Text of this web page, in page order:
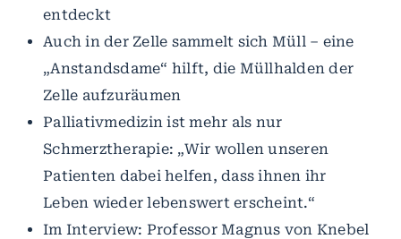
entdeckt
Auch in der Zelle sammelt sich Müll – eine
„Anstandsdame“ hilft, die Müllhalden der
Zelle aufzuräumen
Palliativmedizin ist mehr als nur
Schmerztherapie: „Wir wollen unseren
Patienten dabei helfen, dass ihnen ihr
Leben wieder lebenswert erscheint.“
Im Interview: Professor Magnus von Knebel